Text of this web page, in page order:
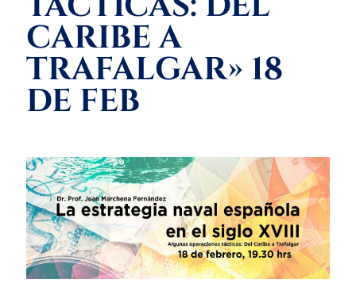
CARIBE A
TRAFALGAR» 18
DE FEB